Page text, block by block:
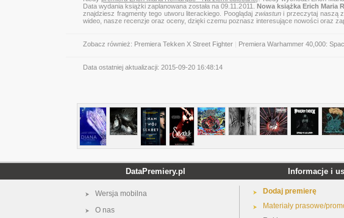
Data wydania książki zaplanowana została na 09.11.2011. Nowa książka Erich Maria
znajdziesz fragmenty tego utworu literackiego. Pooglądaj zwiastuni przeczytaj naszą
wideo, nasze recenzje oraz oceny, dzięki czemu poznasz interesujące nowości oraz
Zobacz również: Premiera Tekken X Street Fighter Premiera Warhammer 40,000:
Data ostatniej aktualizacji: 2015-09-20 16:48:14
DataPremiery.pl
Wersja mobilna
O nas
Informacje i
Dodaj premierę
Materiały prasowe/